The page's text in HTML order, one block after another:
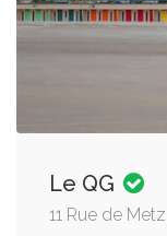
Le QG
11 Rue de